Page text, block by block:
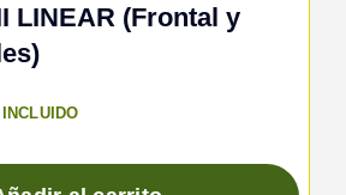
LINEAR (Frontal y
INCLUIDO